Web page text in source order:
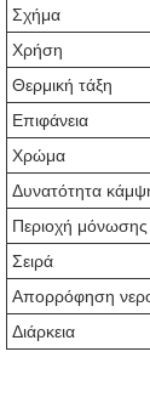
Σχήμα
Χρήση
Θερμική τάξη
Επιφάνεια
Χρώμα
Δυνατότητα
Περιοχή μόνωσης
Σειρά
Απορρόφηση
Διάρκεια